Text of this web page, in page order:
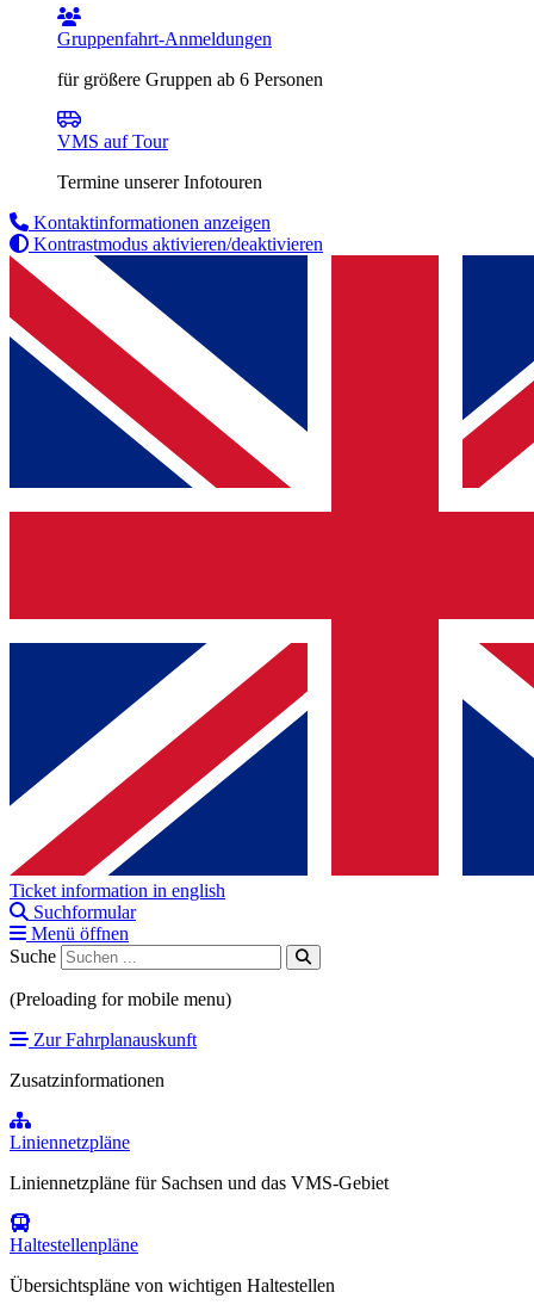
Gruppenfahrt-Anmeldungen
für größere Gruppen ab 6 Personen
VMS auf Tour
Termine unserer Infotouren
Kontaktinformationen anzeigen
Kontrastmodus aktivieren/deaktivieren
Ticket information in english
Suchformular
Menü öffnen
Suche
(Preloading for mobile menu)
Zur Fahrplanauskunft
Zusatzinformationen
Liniennetzpläne
Liniennetzpläne für Sachsen und das VMS-Gebiet
Haltestellenpläne
Übersichtspläne von wichtigen Haltestellen